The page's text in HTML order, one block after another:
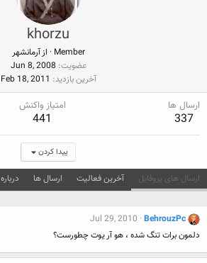
khorzu
Member
· ازآرمانشهر
عضویت Jun 8, 2008
آخرین بازدید Feb 18, 2011
ارسال ها
337
امتیاز واکنش
441
پیدا کردن
ارسال های پروفایل آخرین فعالیت ارسال ها درباره
BehrouzPc
Jul 29, 2010
دلمون برات تنگ شده ، هو آر یوت چطورست؟